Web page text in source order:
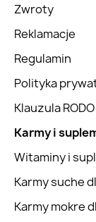
Zwroty
Reklamacje
Regulamin
Polityka
Klauzula RODO
Karmy i
Witaminy i
Karmy suche
Karmy mokre